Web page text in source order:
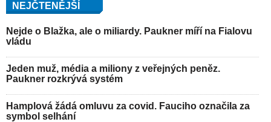
NEJČTENĚJŠÍ
Nejde o Blažka, ale o miliardy. Paukner míří na Fialovu
vládu
Jeden muž, média a miliony z veřejných peněz.
Paukner rozkrývá systém
Hamplová žádá omluvu za covid. Fauciho označila za
symbol selhání